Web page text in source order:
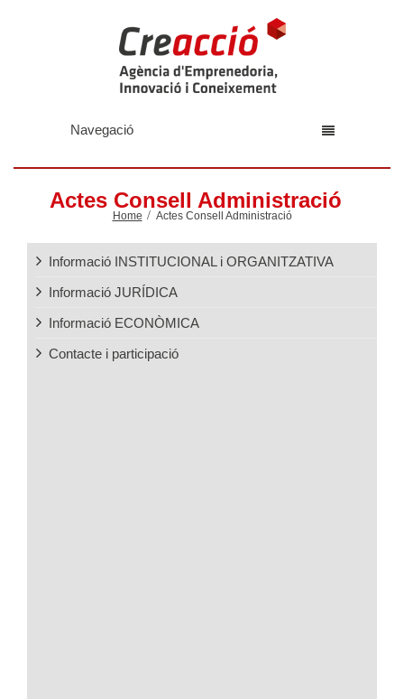
Navegació
Actes Consell Administració
Home Actes Consell Administració
Informació INSTITUCIONAL i ORGANITZATIVA
Informació JURÍDICA
Informació ECONÒMICA
Contacte i participació